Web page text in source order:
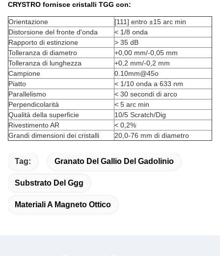
CRYSTRO fornisce cristalli TGG con:
Orientazione
[111] entro ±15 arc min
Distorsione del fronte d'onda
< 1/8 onda
Rapporto di estinzione
> 35 dB
Tolleranza di diametro
+0,00 mm/-0,05 mm
Tolleranza di lunghezza
+0,2 mm/-0,2 mm
Campione
0.10mm@45o
Piatto
< 1/10 onda a 633 nm
Parallelismo
< 30 secondi di arco
Perpendicolarità
< 5 arc min
Qualità della superficie
10/5 Scratch/Dig
Rivestimento AR
< 0,2%
Grandi dimensioni dei cristalli
20,0-76 mm di diametro
Tag: Granato Del Gallio Del Gadolinio
Substrato Del Ggg
Materiali A Magneto Ottico